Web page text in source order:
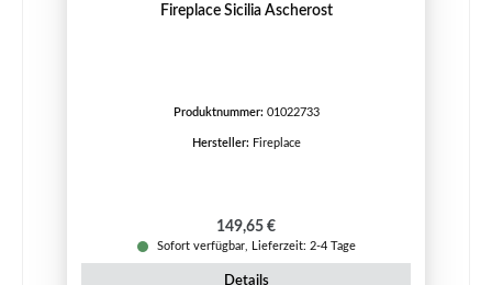
Fireplace Sicilia Ascherost
Produktnummer: 01022733
Hersteller: Fireplace
Regulärer Preis:
149,65 €
Sofort verfügbar, Lieferzeit: 2-4 Tage
Details